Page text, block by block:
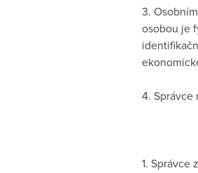
3.
osobou je
4.
1. Správce